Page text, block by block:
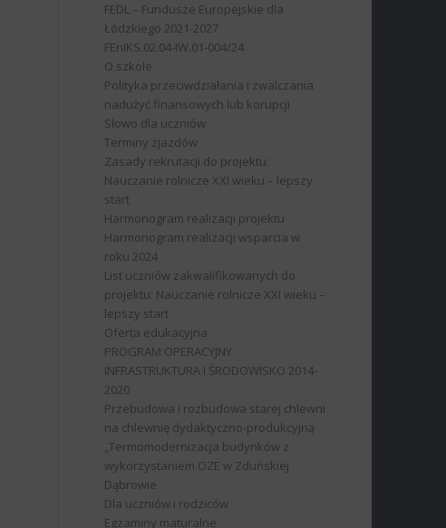
FEDL – Fundusze Europejskie dla
Łódzkiego 2021-2027
FEnIKS.02.04-IW.01-004/24
O szkole
Polityka przeciwdziałania i zwalczania
nadużyć finansowych lub korupcji
Słowo dla uczniów
Terminy zjazdów
Zasady rekrutacji do projektu:
Nauczanie rolnicze XXI wieku – lepszy
start
Harmonogram realizacji projektu
Harmonogram realizacji wsparcia w
roku 2024
List uczniów zakwalifikowanych do
projektu: Nauczanie rolnicze XXI wieku –
lepszy start
Oferta edukacyjna
PROGRAM OPERACYJNY
INFRASTRUKTURA I ŚRODOWISKO 2014-
2020
Przebudowa i rozbudowa starej chlewni
na chlewnię dydaktyczno-produkcyjną
„Termomodernizacja budynków z
wykorzystaniem OZE w Zduńskiej
Dąbrowie
Dla uczniów i rodziców
Egzaminy maturalne